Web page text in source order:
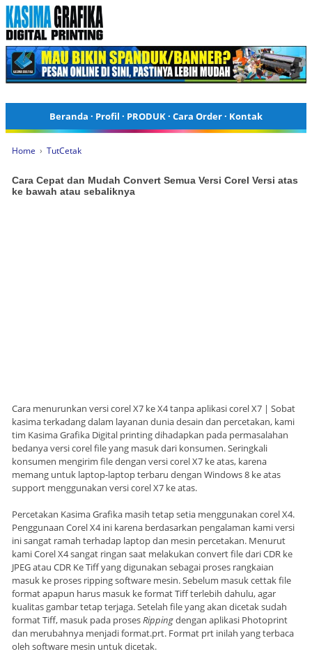
Beranda · Profil · PRODUK· Cara Order· Kontak
Home › TutCetak
Cara Cepat dan Mudah Convert Semua Versi Corel Versi atas
ke bawah atau sebaliknya
Cara menurunkan versi corel X7 ke X4 tanpa aplikasi corel X7 | Sobat
kasima terkadang dalam layanan dunia desain dan percetakan, kami
tim Kasima Grafika Digital printing dihadapkan pada permasalahan
bedanya versi corel file yang masuk dari konsumen. Seringkali
konsumen mengirim file dengan versi corel X7 ke atas, karena
memang untuk laptop-laptop terbaru dengan Windows 8 ke atas
support menggunakan versi corel X7 ke atas.
Percetakan Kasima Grafika masih tetap setia menggunakan corel X4.
Penggunaan Corel X4 ini karena berdasarkan pengalaman kami versi
ini sangat ramah terhadap laptop dan mesin percetakan. Menurut
kami Corel X4 sangat ringan saat melakukan convert file dari CDR ke
JPEG atau CDR Ke Tiff yang digunakan sebagai proses rangkaian
masuk ke proses ripping software mesin. Sebelum masuk cettak file
format apapun harus masuk ke format Tiff terlebih dahulu, agar
kualitas gambar tetap terjaga. Setelah file yang akan dicetak sudah
format Tiff, masuk pada prosesRippingdengan aplikasi Photoprint
dan merubahnya menjadi format.prt. Format prt inilah yang terbaca
oleh software mesin untuk dicetak.